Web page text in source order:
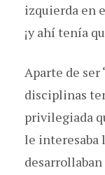
izquierda en
¡y ahí tenía
Aparte de ser
disciplinas
privilegiada
le interesaba
desarrollaban